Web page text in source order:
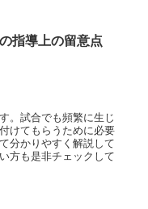
指導上の留意点
。試合でも頻繁に生じ
けてもらうために必要
分かりやすく解説して
方も是非チェックして